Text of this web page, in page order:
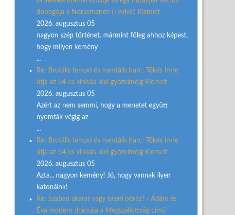
dobogója a Norsemanen (+videó) Kiemelt
2026. augusztus 05
nagyon szép történet. mármint főleg ahhoz képest,
hogy milyen kemény
...
Re: Brutális tempó és mentális harc: Tőkés Imre
útja az 54-es kihívás idei győzelméig Kiemelt
2026. augusztus 05
Azért az nem semmi, hogy a menetet együtt
nyomták végig az
...
Re: Brutális tempó és mentális harc: Tőkés Imre
útja az 54-es kihívás idei győzelméig Kiemelt
2026. augusztus 05
Azta... nagyon kemény! Jó, hogy vannak ilyen
katonáink!
Re: Szabad akarat vagy isteni póráz? - Ádám és
Éva modern drámája a Megszállottság című